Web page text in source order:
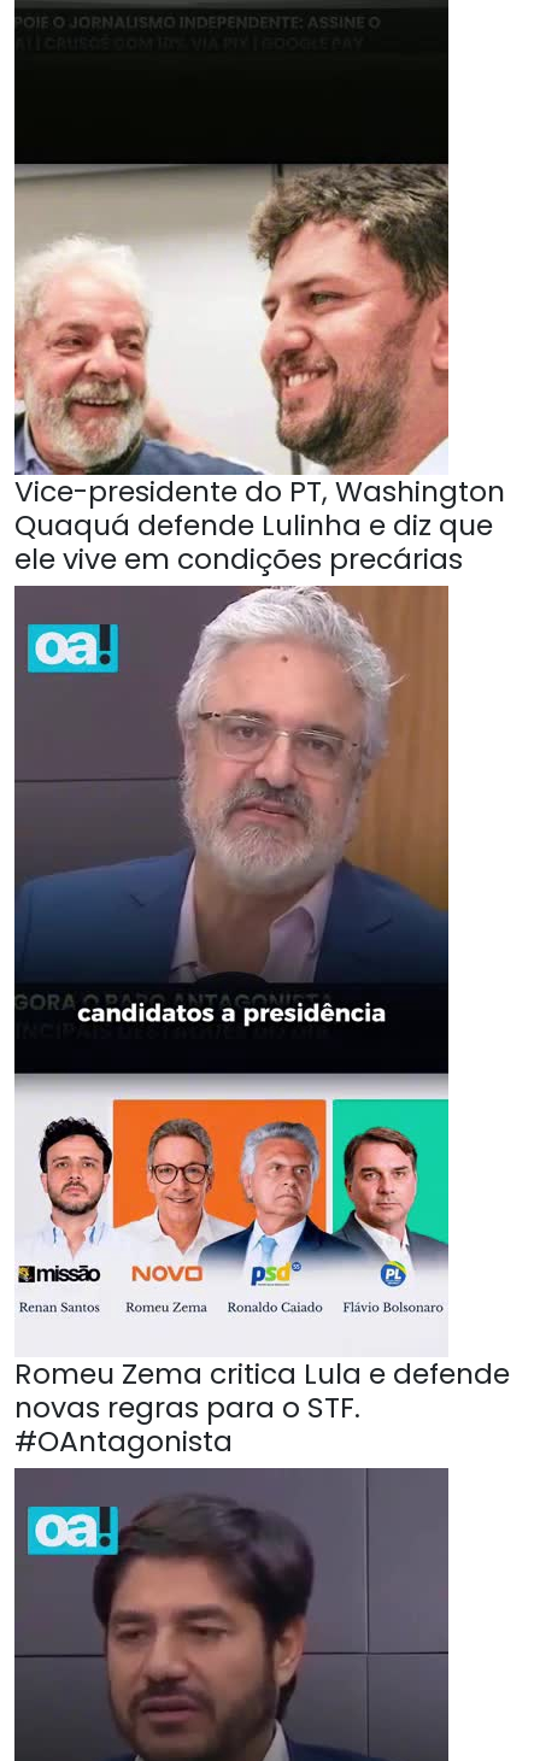
Vice-presidente do PT, Washington
Quaquá defende Lulinha e diz que
ele vive em condições precárias
Romeu Zema critica Lula e defende
novas regras para o STF.
#OAntagonista